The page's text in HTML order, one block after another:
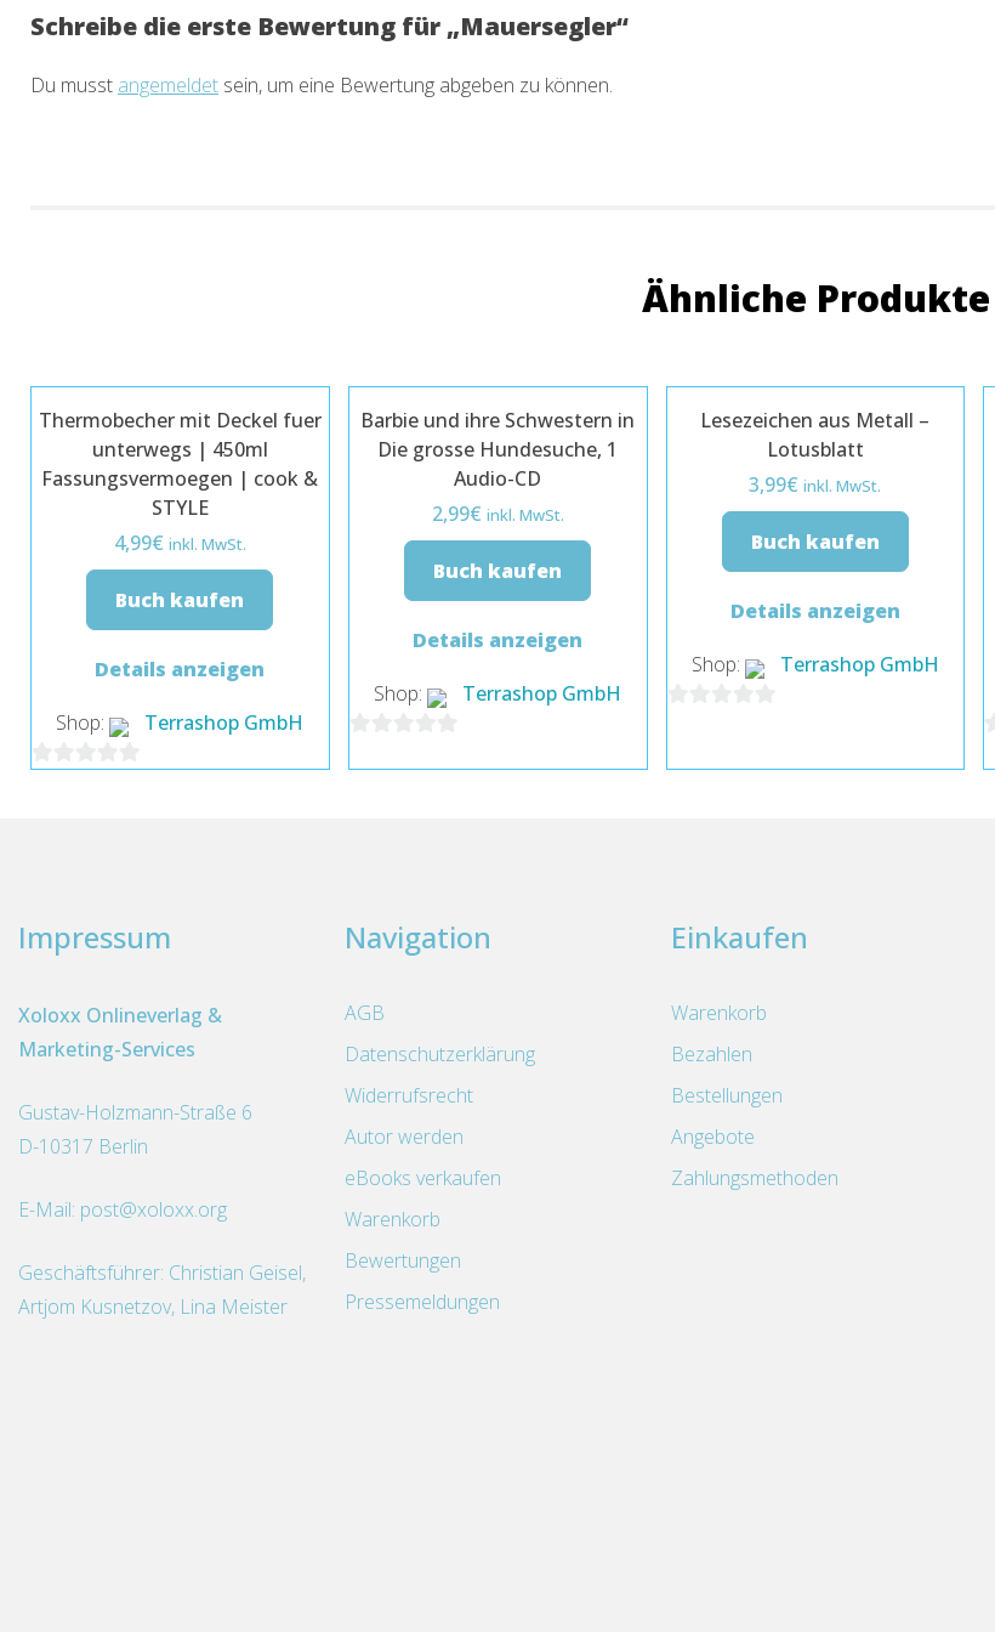
Schreibe die erste Bewertung für „Mauersegler“
Du musst angemeldet sein, um eine Bewertung abgeben zu können.
Ähnliche Produkte
Thermobecher mit Deckel fuer
unterwegs | 450ml
Fassungsvermoegen | cook &
STYLE
4,99€ inkl. MwSt.
Buch kaufen
Details anzeigen
Shop:
Terrashop GmbH
Barbie und ihre Schwestern in
Die grosse Hundesuche, 1
Audio-CD
2,99€ inkl. MwSt.
Buch kaufen
Details anzeigen
Shop:
Terrashop GmbH
Lesezeichen aus Metall –
Lotusblatt
3,99€ inkl. MwSt.
Buch kaufen
Details anzeigen
Shop:
Terrashop GmbH
Impressum
Xoloxx Onlineverlag &
Marketing-Services
Gustav-Holzmann-Straße 6
D-10317 Berlin
E-Mail: post@xoloxx.org
Geschäftsführer: Christian Geisel,
Artjom Kusnetzov, Lina Meister
Navigation
AGB
Datenschutzerklärung
Widerrufsrecht
Autor werden
eBooks verkaufen
Warenkorb
Bewertungen
Pressemeldungen
Einkaufen
Warenkorb
Bezahlen
Bestellungen
Angebote
Zahlungsmethoden